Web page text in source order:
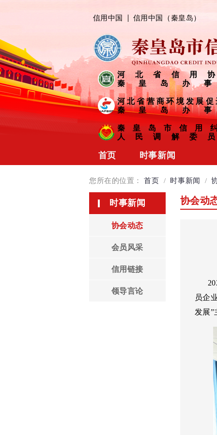
信用中国 信用中国（秦皇岛）
河北省信用
秦皇岛办事
河北省营商环境发展促
秦皇岛办事
秦皇岛市信用
人民调解委
首页
时事新闻
会员风采
领导言论
您所在的位置：首页 / 时事新闻 /
时事新闻
协会动态
会员风采
信用链接
领导言论
协会动
员企
发展